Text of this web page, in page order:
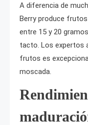
A diferencia de
Berry produce
entre 15 y 20
tacto. Los expertos
frutos es
moscada.